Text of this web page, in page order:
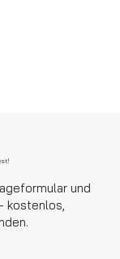
und
kostenlos,